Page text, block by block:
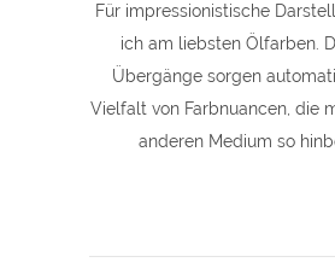
Für impressionistische
ich am liebsten Ölfarben.
Übergänge sorgen
Vielfalt von Farbnuancen, die
anderen Medium so